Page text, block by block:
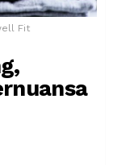
Fit